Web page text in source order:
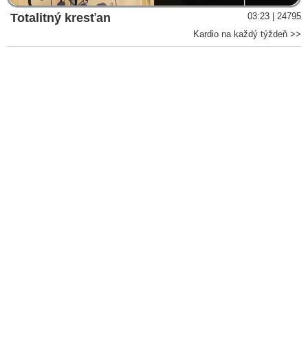
Totalitný kresťan
03:23 | 24795
Kardio na každý týždeň >>